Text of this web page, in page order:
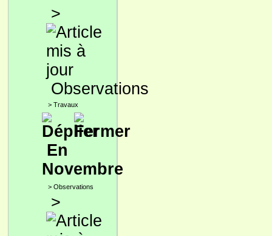
>
Observations
> Travaux
En
Novembre
> Observations
>